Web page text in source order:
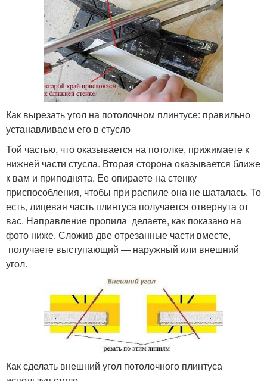
Как вырезать угол на потолочном плинтусе: правильно
устанавливаем его в стусло
Той частью, что оказывается на потолке, прижимаете к
нижней части стусла. Вторая сторона оказывается ближе
к вам и приподнята. Ее опираете на стенку
приспособления, чтобы при распиле она не шаталась. То
есть, лицевая часть плинтуса получается отвернута от
вас. Направление пропила делаете, как показано на
фото ниже. Сложив две отрезанные части вместе,
получаете выступающий — наружный или внешний
угол.
Как сделать внешний угол потолочного плинтуса